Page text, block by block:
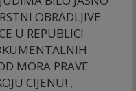
OBRADLJIVE
U REPUBLICI
MORA PRAVE
CIJENU! ,